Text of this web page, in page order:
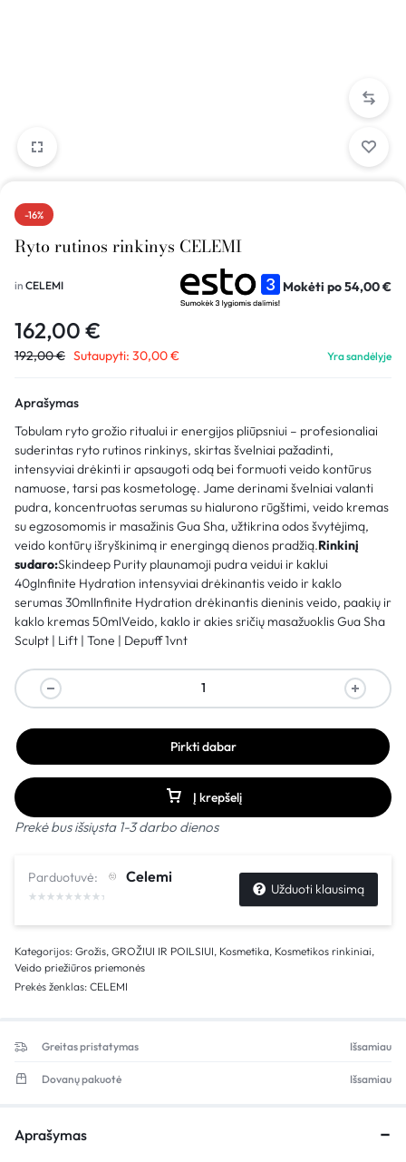
-16%
Ryto rutinos rinkinys CELEMI
in CELEMI Mokėti po54,00€
162,00 €
192,00€ Sutaupyti: 30,00€ Yra sandėlyje
Aprašymas
Tobulam ryto grožio ritualui ir energijos pliūpsniui – profesionaliai
suderintas ryto rutinos rinkinys, skirtas švelniai pažadinti,
intensyviai drėkinti ir apsaugoti odą bei formuoti veido kontūrus
namuose, tarsi pas kosmetologę. Jame derinami švelniai valanti
pudra, koncentruotas serumas su hialurono rūgštimi, veido kremas
su egzosomomis ir masažinis Gua Sha, užtikrina odos švytėjimą,
veido kontūrų išryškinimą ir energingą dienos pradžią.Rinkinį
sudaro:Skindeep Purity plaunamoji pudra veidui ir kaklui
40gInfinite Hydration intensyviai drėkinantis veido ir kaklo
serumas 30mlInfinite Hydration drėkinantis dieninis veido, paakių ir
kaklo kremas 50mlVeido, kaklo ir akies sričių masažuoklis Gua Sha
Sculpt | Lift | Tone | Depuff 1vnt
Į krepšelį
Pirkti dabar
Prekė bus išsiųsta 1-3 darbo dienos
Parduotuvė: Celemi
Užduoti klausimą
Kategorijos: Grožis, GROŽIUI IR POILSIUI, Kosmetika, Kosmetikos rinkiniai,
Veido priežiūros priemonės
Prekės ženklas: CELEMI
Greitas pristatymas Išsamiau
Dovanų pakuotė Išsamiau
Aprašymas